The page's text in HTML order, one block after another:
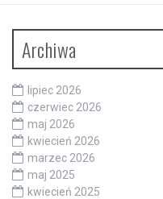
Archiwa
lipiec 2026
czerwiec 2026
maj 2026
kwiecień 2026
marzec 2026
maj 2025
kwiecień 2025